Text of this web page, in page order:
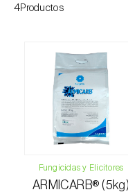
4Productos
Fungicidas y Elicitores
ARMICARB® (5kg)